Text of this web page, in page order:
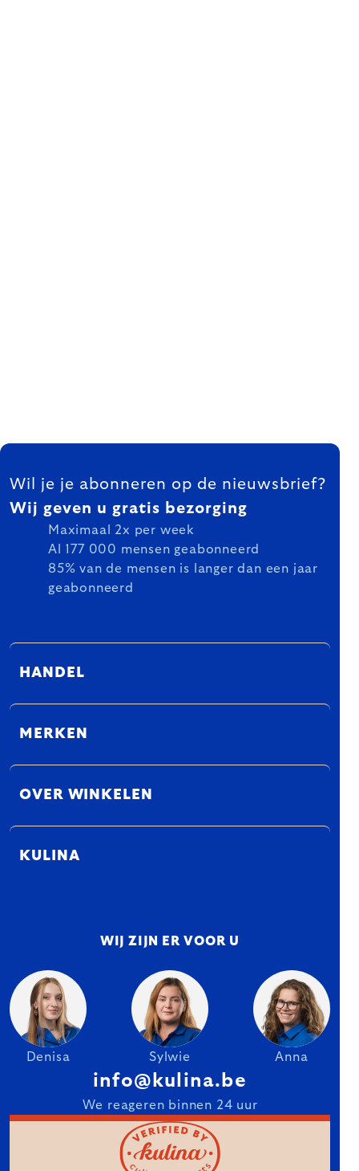
FOOTER
Wil je je abonneren op de nieuwsbrief?
Wij geven u gratis bezorging
Maximaal 2x per week
Al 177 000 mensen geabonneerd
85% van de mensen is langer dan een jaar
geabonneerd
HANDEL
MERKEN
OVER WINKELEN
KULINA
WIJ ZIJN ER VOOR U
Denisa Sylwie Anna
info@kulina.be
We reageren binnen 24 uur